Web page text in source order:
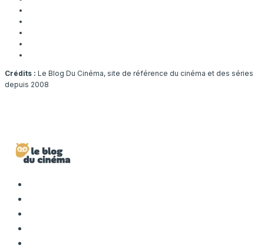
Crédits : Le Blog Du Cinéma, site de référence du cinéma et des séries
depuis 2008